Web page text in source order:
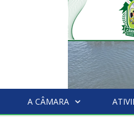
A CÂMARA